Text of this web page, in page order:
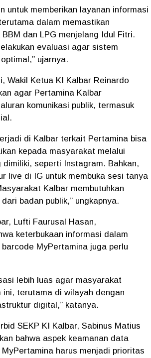
untuk memberikan layanan informasi
dalam memastikan
dan LPG menjelang Idul Fitri.
evaluasi agar sistem
ujarnya.
Wakil Ketua KI Kalbar Reinardo
agar Pertamina Kalbar
komunikasi publik, termasuk
di Kalbar terkait Pertamina bisa
kepada masyarakat melalui
seperti Instagram. Bahkan,
live di IG untuk membuka sesi tanya
Kalbar membutuhkan
badan publik,” ungkapnya.
Lufti Faurusal Hasan,
keterbukaan informasi dalam
MyPertamina juga perlu
lebih luas agar masyarakat
ini, terutama di wilayah dengan
digital,” katanya.
SEKP KI Kalbar, Sabinus Matius
bahwa aspek keamanan data
harus menjadi prioritas